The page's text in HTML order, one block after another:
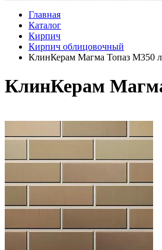
Главная
Каталог
Кирпич
Кирпич облицовочный
КлинКерам Магма Топаз М350
КлинКерам